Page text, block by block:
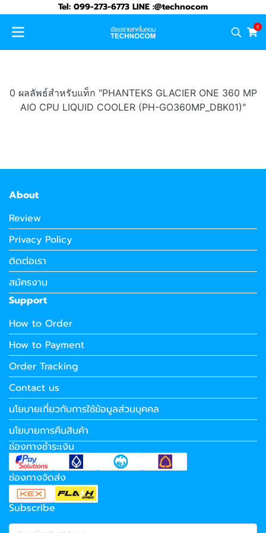
Tel: 099-273-6773 LINE :@technocom
0
0 ผลลัพธ์สำหรับแท็ก "PHANTEKS GLACIER ONE 360 MP
AIO CPU LIQUID COOLER (PH-GO360MP_DBK01)"
About
Review
Privacy Policy
ติดต่อเรา
สมัครงาน
Support
How to Order
How to Payment
Order Tracking
Contact us
นโยบายเกี่ยวกับการใช้ข้อมูลส่วนบุคคล
นโยบายการคืนสินค้า
ช่องทางชำระเงิน
ช่องทางจัดส่ง
Subscribe